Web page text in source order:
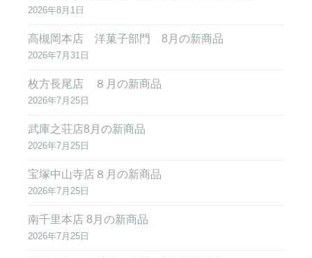
2026年8月1日
高槻岡本店 洋菓子部門 8月の新商品
2026年7月31日
枚方長尾店 ８月の新商品
2026年7月25日
武庫之荘店8月の新商品
2026年7月25日
宝塚中山寺店８月の新商品
2026年7月25日
南千里本店 8月の新商品
2026年7月25日